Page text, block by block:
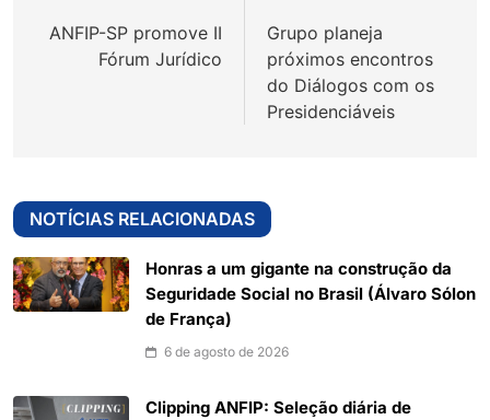
Post
ANFIP-SP promove II
Fórum Jurídico
Grupo planeja
próximos encontros
do Diálogos com os
Presidenciáveis
NOTÍCIAS RELACIONADAS
Honras a um gigante na construção da
Seguridade Social no Brasil (Álvaro Sólon
de França)
6 de agosto de 2026
Clipping ANFIP: Seleção diária de